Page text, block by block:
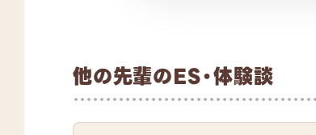
他の先輩のES・体験談